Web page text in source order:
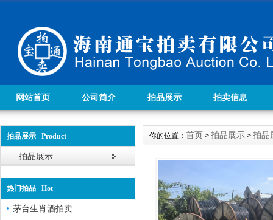
网站首页 公司简介 拍品展示 拍卖信息
拍品展示 Product
拍品展示
热门拍品 Hot
茅台生肖酒拍卖
你的位置： 首页 > 拍品展示 > 拍品